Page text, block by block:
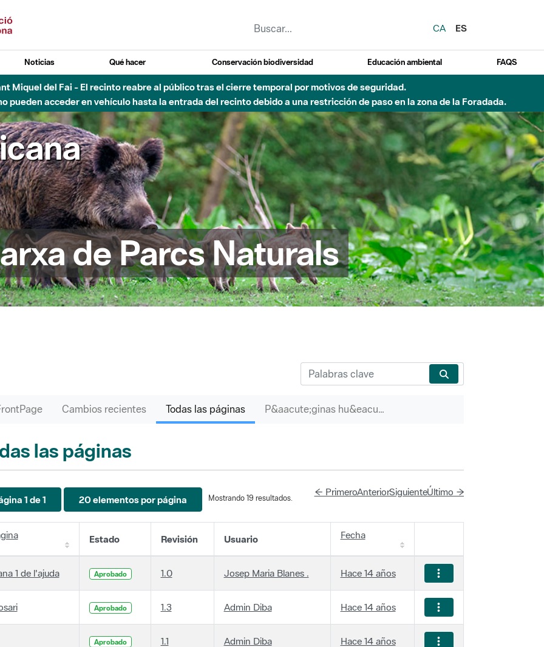
CA
ES
Noticias Qué hacer Conservación biodiversidad Educación ambiental FAQS
- Sant Llorenç-Obac - Nivel 3 del Plan Alfa (peligro muy alto de incendio)
de Parcs Naturals
1 de 1 20 elementos por página
Estado Revisión Usuario Fecha
1 de l'ajuda 1.0 Josep Maria Blanes . Hace 14 años
Aprobado 1.3 Admin Diba Hace 14 años
1.1 Admin Diba Hace 14 años